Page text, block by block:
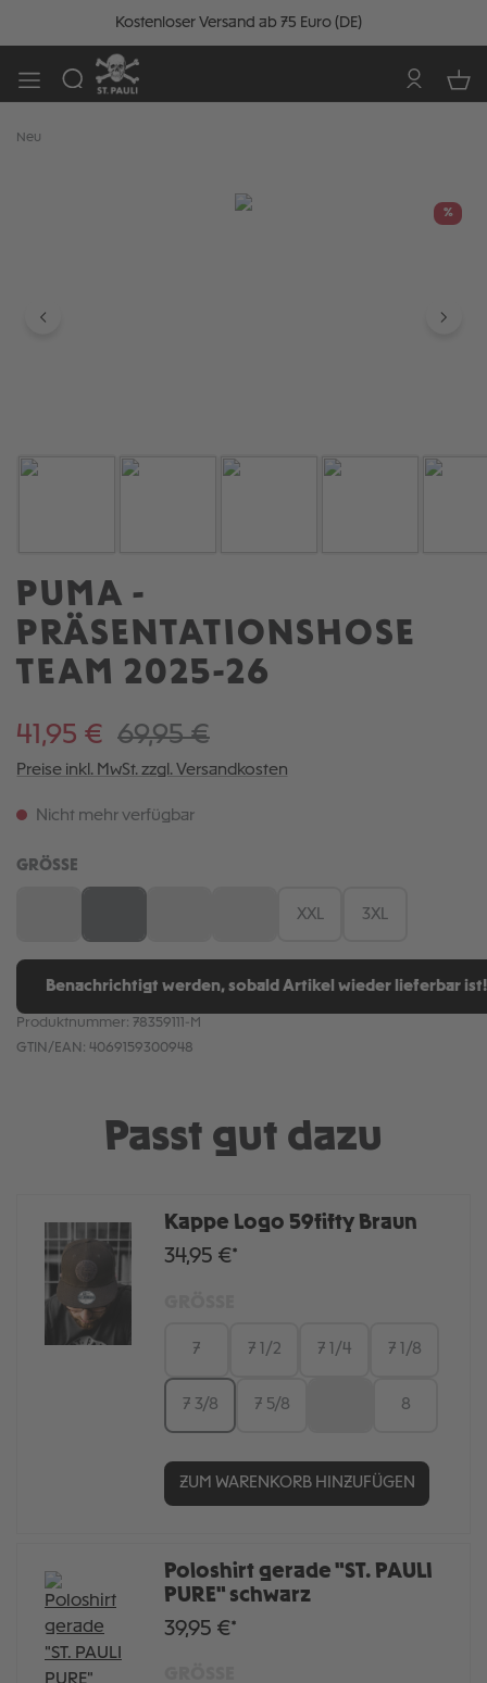
Kostenloser Versand ab 75 Euro (DE)
Neu
%
PUMA -
PRÄSENTATIONSHOSE
TEAM 2025-26
41,95 € 69,95 €
Preise inkl. MwSt. zzgl. Versandkosten
Nicht mehr verfügbar
GRÖSSE
XXL 3XL
Benachrichtigt werden, sobald Artikel wieder lieferbar ist!
Produktnummer: 78359111-M
GTIN/EAN: 4069159300948
Passt gut dazu
Kappe Logo 59fifty Braun
34,95 €*
7 7 1/2 7 1/4 7 1/8
7 3/8 7 5/8 8
ZUM WARENKORB HINZUFÜGEN
Poloshirt gerade "ST. PAULI
PURE" schwarz
39,95 €*